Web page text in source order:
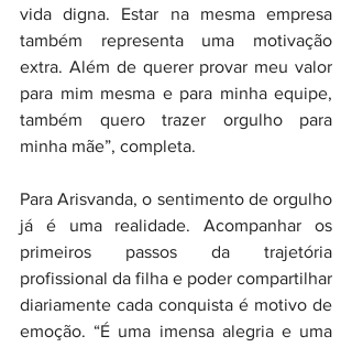
vida digna. Estar na mesma empresa
também representa uma motivação
extra. Além de querer provar meu valor
para mim mesma e para minha equipe,
também quero trazer orgulho para
minha mãe”, completa.
Para Arisvanda, o sentimento de orgulho
já é uma realidade. Acompanhar os
primeiros passos da trajetória
profissional da filha e poder compartilhar
diariamente cada conquista é motivo de
emoção. “É uma imensa alegria e uma